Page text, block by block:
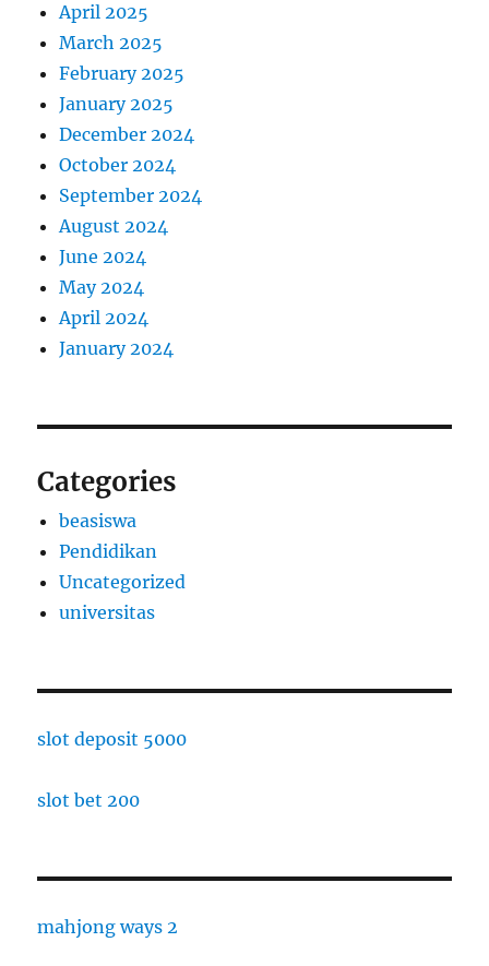
April 2025
March 2025
February 2025
January 2025
December 2024
October 2024
September 2024
August 2024
June 2024
May 2024
April 2024
January 2024
Categories
beasiswa
Pendidikan
Uncategorized
universitas
slot deposit 5000
slot bet 200
mahjong ways 2